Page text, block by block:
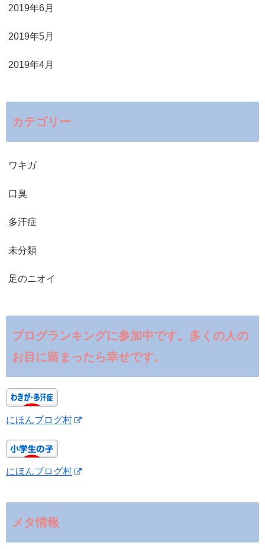
2019年6月
2019年5月
2019年4月
カテゴリー
ワキガ
口臭
多汗症
未分類
足のニオイ
ブログランキングに参加中です。多くの人の
お目に留まったら幸せです。
にほんブログ村
にほんブログ村
メタ情報